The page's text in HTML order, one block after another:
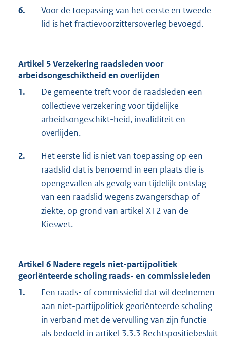
6.
Voor de toepassing van het eerste en tweede
lid is het fractievoorzittersoverleg bevoegd.
Artikel 5 Verzekering raadsleden voor
arbeidsongeschiktheid en overlijden
1.
De gemeente treft voor de raadsleden een
collectieve verzekering voor tijdelijke
arbeidsongeschikt-heid, invaliditeit en
overlijden.
2.
Het eerste lid is niet van toepassing op een
raadslid dat is benoemd in een plaats die is
opengevallen als gevolg van tijdelijk ontslag
van een raadslid wegens zwangerschap of
ziekte, op grond van artikel X12 van de
Kieswet.
Artikel 6 Nadere regels niet-partijpolitiek
georiënteerde scholing raads- en commissieleden
1.
Een raads- of commissielid dat wil deelnemen
aan niet-partijpolitiek georiënteerde scholing
in verband met de vervulling van zijn functie
als bedoeld in artikel 3.3.3 Rechtspositiebesluit